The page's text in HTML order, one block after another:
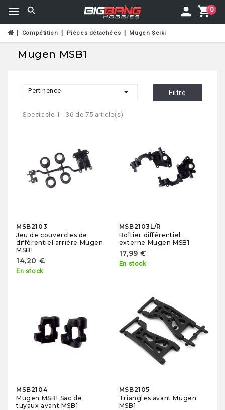
0
Compétition Pièces détachées Mugen Seiki
Mugen MSB1
Pertinence  Filtre
Spectacle 1 - 36 de 75 article(s)
MSB2103
Jeu de couvercles de
différentiel arrière Mugen
MSB1
14,20 €
En stock
MSB2103L/R
Boîtier différentiel
externe Mugen MSB1
17,99 €
En stock
MSB2104
Mugen MSB1 Sac de
tuyaux avant MSB1
MSB2105
Triangles avant Mugen
MSB1